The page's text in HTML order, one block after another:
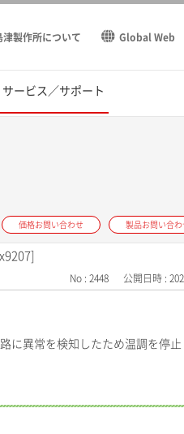
津製作所について Global Web
サービス／サポート
価格お問い合わせ 製品お問い合わ
No : 2448 公開日時 :
に異常を検知したため温調を停止